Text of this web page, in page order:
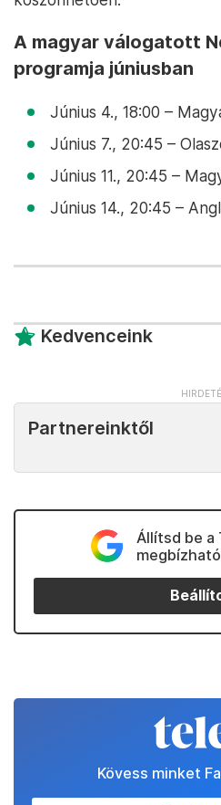
A magyar válogatott
programja júniusban
Június 4., 18:00 –
Június 7., 20:45 –
Június 11., 20:45 –
Június 14., 20:45 –
Kedvenceink
Partnereinktől
Állítsd be a
Kövess minket